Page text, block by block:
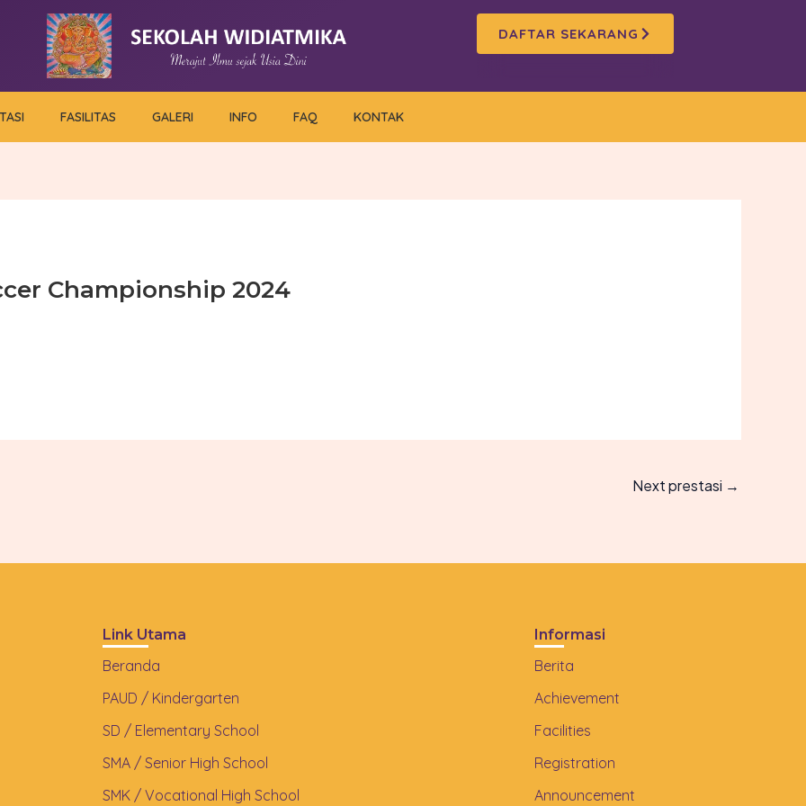
DAFTAR SEKARANG
FASILITAS GALERI INFO FAQ KONTAK
Championship 2024
Next prestasi →
Link Utama
Beranda
PAUD / Kindergarten
SD / Elementary School
SMA / Senior High School
SMK / Vocational High School
Informasi
Berita
Achievement
Facilities
Registration
Announcement